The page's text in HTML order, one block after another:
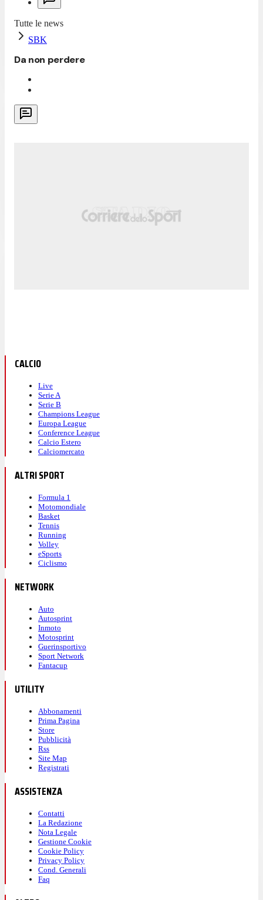
Tutte le news
SBK
Da non perdere
CALCIO
Live
Serie A
Serie B
Champions League
Europa League
Conference League
Calcio Estero
Calciomercato
ALTRI SPORT
Formula 1
Motomondiale
Basket
Tennis
Running
Volley
eSports
Ciclismo
NETWORK
Auto
Autosprint
Inmoto
Motosprint
Guerinsportivo
Sport Network
Fantacup
UTILITY
Abbonamenti
Prima Pagina
Store
Pubblicità
Rss
Site Map
Registrati
ASSISTENZA
Contatti
La Redazione
Nota Legale
Gestione Cookie
Cookie Policy
Privacy Policy
Cond. Generali
Faq